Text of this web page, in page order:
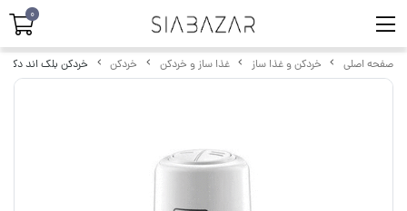
صفحه اصلی خردکن و غذا ساز غذا ساز و خردکن خردکن خردکن بلک اند دکر SC310
0